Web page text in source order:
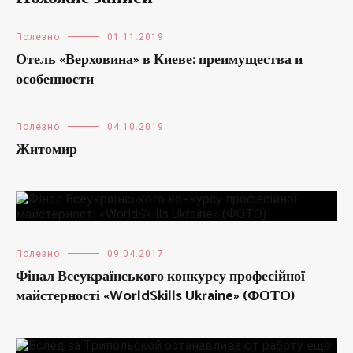
Полезно 01.11.2019
Отель «Верховина» в Киеве: преимущества и
особенности
Полезно 04.10.2019
Житомир
Полезно 09.04.2017
Фінал Всеукраїнського конкурсу професійної
майстерності «WorldSkills Ukraine» (ФОТО)